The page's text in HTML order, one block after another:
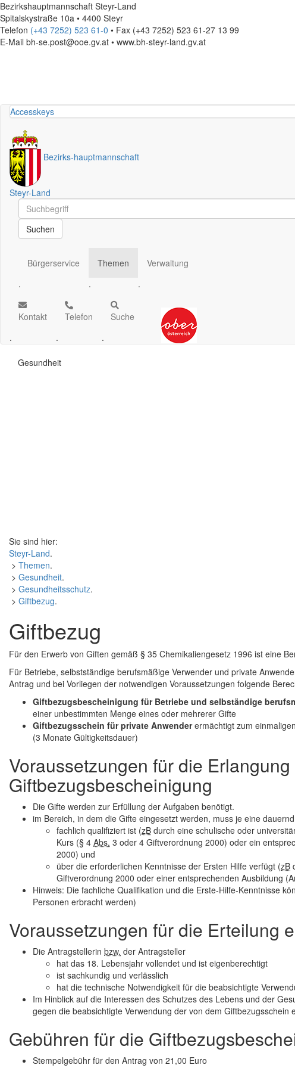
Bezirkshauptmannschaft Steyr-Land
Spitalskystraße 10a • 4400 Steyr
Telefon (+43 7252) 523 61-0 • Fax (+43 7252) 523 61-27 13 99
E-Mail bh-se.post@ooe.gv.at • www.bh-steyr-land.gv.at
Accesskeys
Bezirks-hauptmannschaft
Steyr-Land
Schnellsuche
Schnellsuche
Suchen
Bürgerservice
.
Themen
.
Verwaltung
.
Kontakt
.
Telefon
.
Suche
.
Gesundheit
Sie sind hier:
Steyr-Land.
> Themen.
> Gesundheit.
> Gesundheitsschutz.
> Giftbezug.
Giftbezug
Für den Erwerb von Giften gemäß § 35 Chemikaliengesetz 1996 ist eine
Für Betriebe, selbstständige berufsmäßige Verwender und private
Antrag und bei Vorliegen der notwendigen Voraussetzungen folgende
Giftbezugsbescheinigung für Betriebe und selbständige
einer unbestimmten Menge eines oder mehrerer Gifte
Giftbezugsschein für private Anwenderermächtigt zum
(3 Monate Gültigkeitsdauer)
Voraussetzungen für die
Giftbezugsbescheinigung
Die Gifte werden zur Erfüllung der Aufgaben benötigt.
im Bereich, in dem die Gifte eingesetzt werden, muss je eine
fachlich qualifiziert ist (zB durch eine schulische oder
Kurs (§ 4 Abs. 3 oder 4 Giftverordnung 2000) oder ein
2000) und
über die erforderlichen Kenntnisse der Ersten Hilfe verfügt (zB
Giftverordnung 2000 oder einer entsprechenden Ausbildung
Hinweis: Die fachliche Qualifikation und die Erste-Hilfe-Kenntnisse
Personen erbracht werden)
Voraussetzungen für die Erteilung
Die Antragstellerin bzw. der Antragsteller
hat das 18. Lebensjahr vollendet und ist eigenberechtigt
ist sachkundig und verlässlich
hat die technische Notwendigkeit für die beabsichtigte
Im Hinblick auf die Interessen des Schutzes des Lebens und der
gegen die beabsichtigte Verwendung der von dem Giftbezugsschein
Gebühren für die
Stempelgebühr für den Antrag von 21,00 Euro